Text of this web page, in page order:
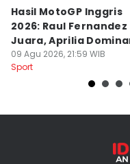
Hasil MotoGP Inggris
2026: Raul Fernandez
Juara, Aprilia
09 Agu 2026, 21:59 WIB
Sport